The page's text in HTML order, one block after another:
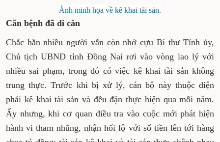
Ảnh minh họa về kê khai tài sản.
Căn bệnh đã di căn
Chắc hẳn nhiều người vẫn còn nhớ cựu Bí thư Tỉnh ủy,
Chủ tịch UBND tỉnh Đồng Nai rơi vào vòng lao lý với
nhiều sai phạm, trong đó có việc kê khai tài sản không
trung thực. Trước khi bị xử lý, cán bộ này thuộc diện
phải kê khai tài sản và đều đặn thực hiện qua mỗi năm.
Ấy nhưng, khi cơ quan điều tra vào cuộc mới phát hiện
hành vi tham nhũng, nhận hối lộ với số tiền lên tới hàng